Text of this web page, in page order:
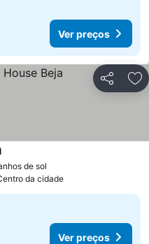
Ver preços
Partilhar
de sol
da cidade
Ver preços